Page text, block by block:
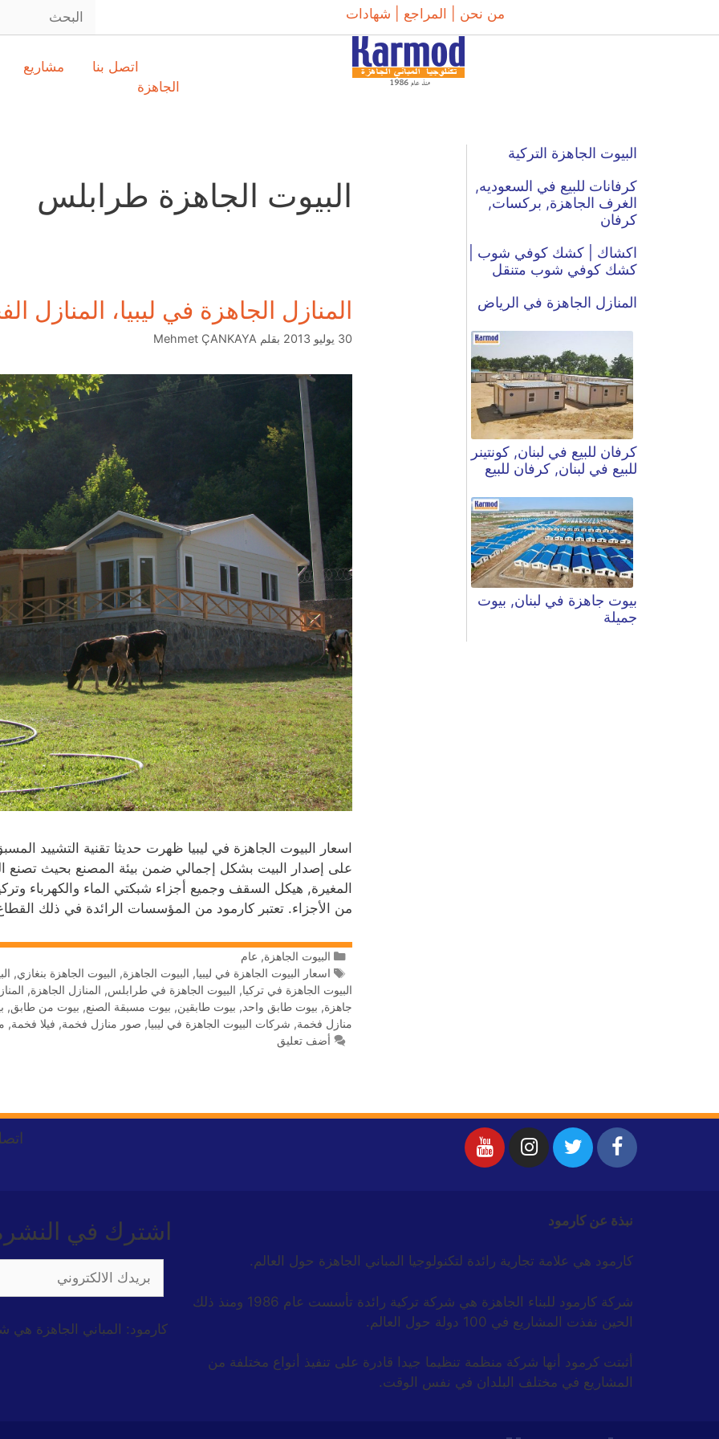
من نحن | المراجع | شهادات
اتصل بنا
مشاريع
الجاهزة
البيوت الجاهزة طرابلس
المنازل الجاهزة في ليبيا، المنازل
30 يوليو 2013 بقلم Mehmet ÇANKAYA
اسعار البيوت الجاهزة في ليبيا ظهرت حديثا تقنية التشييد
على إصدار البيت بشكل إجمالي ضمن بيئة المصنع بحيث تصنع
المغيرة, هيكل السقف وجميع أجزاء شبكتي الماء والكهرباء
من الأجزاء. تعتبر كارمود من المؤسسات الرائدة في ذلك
البيوت الجاهزة, عام
اسعار البيوت الجاهزة في ليبيا, البيوت الجاهزة, البيوت الجاهزة بنغازي,
البيوت الجاهزة في تركيا, البيوت الجاهزة في طرابلس, المنازل الجاهزة,
جاهزة, بيوت طابق واحد, بيوت طابقين, بيوت مسبقة الصنع, بيوت من طابق,
منازل فخمة, شركات البيوت الجاهزة في ليبيا, صور منازل فخمة, فيلا فخمة,
أضف تعليق
البيوت الجاهزة التركية
كرفانات للبيع في السعوديه,
الغرف الجاهزة, بركسات,
كرفان
اكشاك | كشك كوفي شوب |
كشك كوفي شوب متنقل
المنازل الجاهزة في الرياض
كرفان للبيع في لبنان, كونتينر
للبيع في لبنان, كرفان للبيع
بيوت جاهزة في لبنان, بيوت
جميلة
نبذة عن كارمود
كارمود هي علامة تجارية رائدة لتكنولوجيا المباني الجاهزة حول العالم.
شركة كارمود للبناء الجاهزة هي شركة تركية رائدة تأسست عام 1986 ومنذ ذلك
الحين نفذت المشاريع في 100 دولة حول العالم.
أثبتت كرمود أنها شركة منظمة تنظيما جيدا قادرة على تنفيذ أنواع مختلفة من
المشاريع في مختلف البلدان في نفس الوقت.
اشترك في النشرة
كارمود: المباني الجاهزة هي